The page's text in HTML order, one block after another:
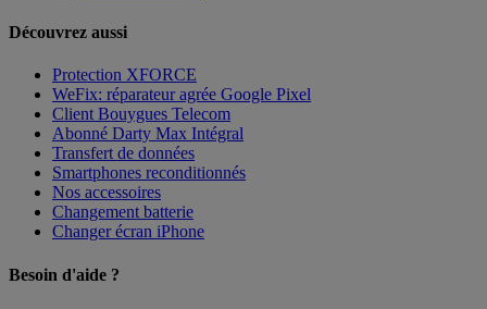
Découvrez aussi
Protection XFORCE
WeFix: réparateur agrée Google Pixel
Client Bouygues Telecom
Abonné Darty Max Intégral
Transfert de données
Smartphones reconditionnés
Nos accessoires
Changement batterie
Changer écran iPhone
Besoin d'aide ?